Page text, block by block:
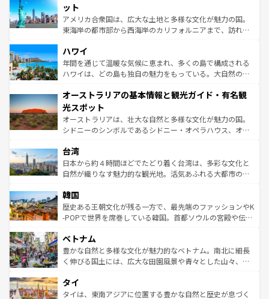
博物館もあり、アルプス観光だけでなく町歩きも満喫する
ことができる。国民の所得が高いため物価も高いが、旅行
者向けの交通パス提供のサービスもあり、うまく活用すれ
着のスイス情報は
ット
アメリカ合衆国は、広大な土地と多様な文化が魅力の国。
東海岸の都市部から西海岸のカリフォルニアまで、訪れる
のような巨大都市は、観光、ショッピング、エンターテイ
ンメントが詰まった刺激的なスポットだ。一方、アメリカ
西部には大自然が広がり、グランドキャニオンやイエロー
部のニューオーリンズでは、音楽と美食が融合した独特の
文化が魅力。旅行者はアメリカの各地域で異なる魅力を楽
しみながら、その多様性と豊かな歴史を感じることができ
るだろう。車でのロードトリップや列車の旅も、アメリカ
情報は
ハワイ
年間を通じて温暖な気候に恵まれ、多くの島で構成される
ハワイは、どの島も独自の魅力をもっている。大自然の神
ワイ島は見逃せない。また、定番の観光地といえばオアフ
島だが、静かな自然を求めるならマウイ島やカウアイ島が
おすすめ。エメラルドグリーンに輝く海をはじめ、豊かな
文化や歴史が息づいている。「アロハスピリット」と呼ば
人々、おいしいローカルフードやハワイアンミュージッ
ク、伝統的なフラダンスなど、すべてがハワイの魅力を彩
っている。訪れるたびに新しい発見と感動が待っているハ
はコンテンツ一覧
オーストラリアの基本情報と観光ガイド・有名観
光スポット
オーストラリアは、壮大な自然と多様な文化が魅力の国。
シドニーのシンボルであるシドニー・オペラハウス、オー
リアリーフや大陸中央部にそびえるウルル（エアーズロッ
ク）、タスマニアの美しい原生林やケアンズの熱帯雨林な
ど、見どころがたくさん。また、カフェやワイン、オージ
いる。アクティビティも充実しており、サーフィンやダイ
ビング、ハイキングなど、アウトドア好きにはたまらな
い。オーストラリアの多彩な魅力を存分に味わいつくそ
参照してほしい。
台湾
日本から約４時間ほどでたどり着く台湾は、多彩な文化と
自然が織りなす魅力的な観光地。活気あふれる大都市の台
ン）、静ひつな山岳地帯である台湾東部など、都市の喧騒
と山間の静けさが共存しており、訪れる人に新しい発見と
驚きをもたらしてくれる。また、奥深い台湾の食文化も魅
容にもいいと評判のスイーツなど、バラエティ豊かな料理
が味わえる。 なお、新着の台湾情報は コンテンツ一覧を参
照してほしい。
韓国
歴史ある王朝文化が残る一方で、最先端のファッションやK
-POPで世界を席巻している韓国。首都ソウルの宮殿や伝統
き、地方に足を延ばせば四季折々の自然美を楽しむことが
できる。そして、キムチや焼肉、絶品のストリートフード
まで、さまざまな韓国料理が待っている。夜には、韓国な
リティに包まれながら、韓国の多彩な魅力を心ゆくまで味
わってみてほしい。 なお、新着の韓国情報はコンテンツ一
ベトナム
豊かな自然と多様な文化が魅力的なベトナム。南北に細長
く伸びる国土には、広大な田園風景や青々とした山々、世
急速な発展と共に伝統が息づく。ハノイの古い町並みやホ
ーチミン市のフランス統治時代の建物も、独特の雰囲気を
タイ
タイは、東南アジアに位置する豊かな自然と歴史が息づく